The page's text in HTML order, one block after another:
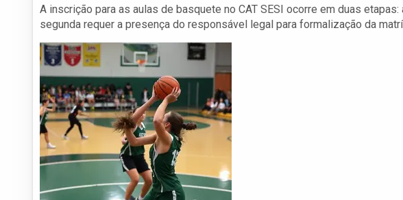
A inscrição para as aulas de basquete no CAT SESI ocorre em duas
segunda requer a presença do responsável legal para formalização da